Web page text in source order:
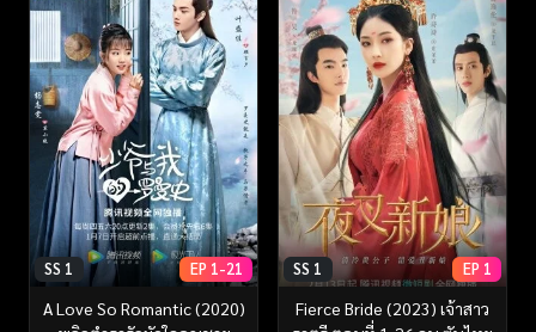
SS 1 EP 1-21
A Love So Romantic (2020)
SS 1 EP 1
Fierce Bride (2023) เจ้าสาว